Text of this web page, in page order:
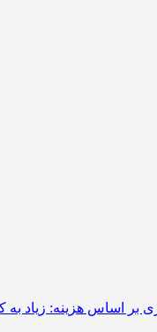
بر اساس هزینه: زیاد به